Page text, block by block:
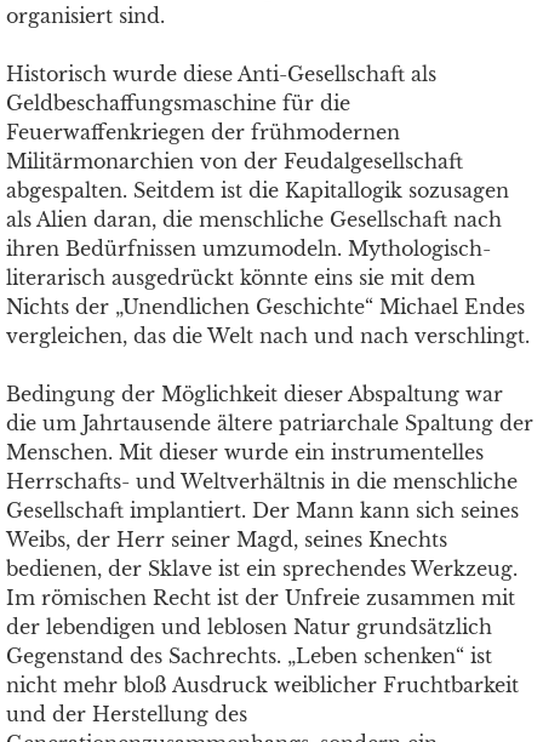
organisiert sind.
Historisch wurde diese Anti-Gesellschaft als
Geldbeschaffungsmaschine für die
Feuerwaffenkriegen der frühmodernen
Militärmonarchien von der Feudalgesellschaft
abgespalten. Seitdem ist die Kapitallogik sozusagen
als Alien daran, die menschliche Gesellschaft nach
ihren Bedürfnissen umzumodeln. Mythologisch-
literarisch ausgedrückt könnte eins sie mit dem
Nichts der „Unendlichen Geschichte“ Michael Endes
vergleichen, das die Welt nach und nach verschlingt.
Bedingung der Möglichkeit dieser Abspaltung war
die um Jahrtausende ältere patriarchale Spaltung der
Menschen. Mit dieser wurde ein instrumentelles
Herrschafts- und Weltverhältnis in die menschliche
Gesellschaft implantiert. Der Mann kann sich seines
Weibs, der Herr seiner Magd, seines Knechts
bedienen, der Sklave ist ein sprechendes Werkzeug.
Im römischen Recht ist der Unfreie zusammen mit
der lebendigen und leblosen Natur grundsätzlich
Gegenstand des Sachrechts. „Leben schenken“ ist
nicht mehr bloß Ausdruck weiblicher Fruchtbarkeit
und der Herstellung des